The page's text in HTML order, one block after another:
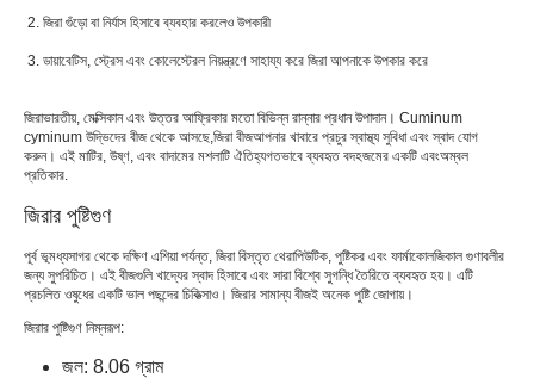
জিরা বীজের সম্ভাব্য পার্শ্বপ্রতিক্রিয়া
জিরা গুঁড়ো বা নির্যাস হিসাবে ব্যবহার করলেও উপকারী
ডায়াবেটিস, স্ট্রেস এবং কোলেস্টেরল নিয়ন্ত্রণে সাহায্য করে জিরা আপনাকে উপকার করে
জিরাভারতীয়, মেক্সিকান এবং উত্তর আফ্রিকার মতো বিভিন্ন রান্নার প্রধান উপাদান। Cuminum
cyminum উদ্ভিদের বীজ থেকে আসছে,জিরা বীজআপনার খাবারে প্রচুর স্বাস্থ্য সুবিধা এবং স্বাদ যোগ
করুন। এই মাটির, উষ্ণ, এবং বাদামের মশলাটি ঐতিহ্যগতভাবে ব্যবহৃত বদহজমের একটি এবংঅম্বল
প্রতিকার.
জিরার পুষ্টিগুণ
পূর্ব ভূমধ্যসাগর থেকে দক্ষিণ এশিয়া পর্যন্ত, জিরা বিস্তৃত থেরাপিউটিক, পুষ্টিকর এবং ফার্মাকোলজিকাল গুণাবলীর
জন্য সুপরিচিত। এই বীজগুলি খাদ্যের স্বাদ হিসাবে এবং সারা বিশ্বে সুগন্ধি তৈরিতে ব্যবহৃত হয়। এটি
প্রচলিত ওষুধের একটি ভাল পছন্দের চিকিত্সাও। জিরার সামান্য বীজই অনেক পুষ্টি জোগায়।
জিরার পুষ্টিগুণ নিম্নরূপ:
জল: 8.06 গ্রাম